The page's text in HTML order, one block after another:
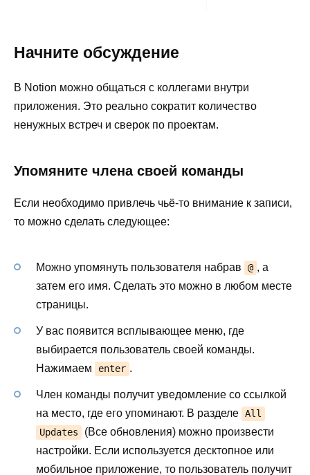
Начните обсуждение
В Notion можно общаться с коллегами внутри
приложения. Это реально сократит количество
ненужных встреч и сверок по проектам.
Упомяните члена своей команды
Если необходимо привлечь чьё-то внимание к записи,
то можно сделать следующее:
Можно упомянуть пользователя набрав @ , а
затем его имя. Сделать это можно в любом месте
страницы.
У вас появится всплывающее меню, где
выбирается пользователь своей команды.
Нажимаем
enter .
Член команды получит уведомление со ссылкой
на место, где его упоминают. В разделе All
Updates
(Все обновления) можно произвести
настройки. Если используется десктопное или
мобильное приложение, то пользователь получит